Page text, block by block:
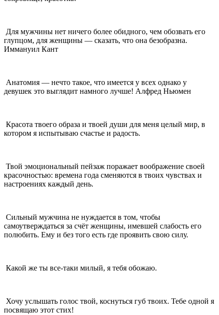
Для мужчины нет ничего более обидного, чем обозвать его
глупцом, для женщины — сказать, что она безобразна.
Иммануил Кант
Анатомия — нечто такое, что имеется у всех однако у
девушек это выглядит намного лучше! Алфред Ньюмен
Красота твоего образа и твоей души для меня целый мир, в
котором я испытываю счастье и радость.
Твой эмоциональный пейзаж поражает воображение своей
красочностью: времена года сменяются в твоих чувствах и
настроениях каждый день.
Сильный мужчина не нуждается в том, чтобы
самоутверждаться за счёт женщины, имевшей слабость его
полюбить. Ему и без того есть где проявить свою силу.
Какой же ты все-таки милый, я тебя обожаю.
Хочу услышать голос твой, коснуться губ твоих. Тебе одной я
посвящаю этот стих!